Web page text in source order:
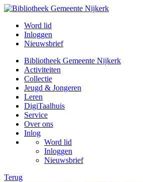
Word lid
Inloggen
Nieuwsbrief
Bibliotheek Gemeente Nijkerk
Activiteiten
Collectie
Jeugd & Jongeren
Leren
DigiTaalhuis
Service
Over ons
Inlog
Word lid
Inloggen
Nieuwsbrief
Terug